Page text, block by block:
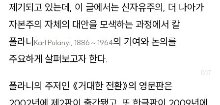
제기되고 있는데, 이 글에서는 신자유주의, 더 나아가
자본주의 자체의 대안을 모색하는 과정에서 칼
폴라니Karl Polanyi, 1886～1964의 기여와 논의를
주요하게 살펴보고자 한다.
폴라니의 주저인 《거대한 전환》의 영문판은